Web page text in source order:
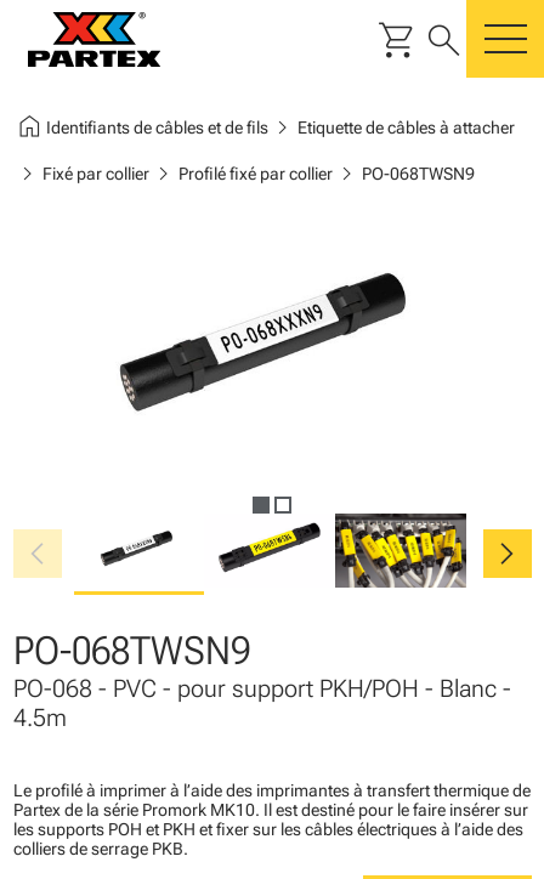
shopping_cart search
home Identifiants de câbles et de filschevron_right Etiquette de câbles à attacher
chevron_right Fixé par collierchevron_right Profilé fixé par collierchevron_right PO-068TWSN9
chevron_left chevron_right
PO-068TWSN9
PO-068 - PVC - pour support PKH/POH - Blanc -
4.5m
Le profilé à imprimer à l’aide des imprimantes à transfert thermique de
Partex de la série Promork MK10. Il est destiné pour le faire insérer sur
les supports POH et PKH et fixer sur les câbles électriques à l’aide des
colliers de serrage PKB.